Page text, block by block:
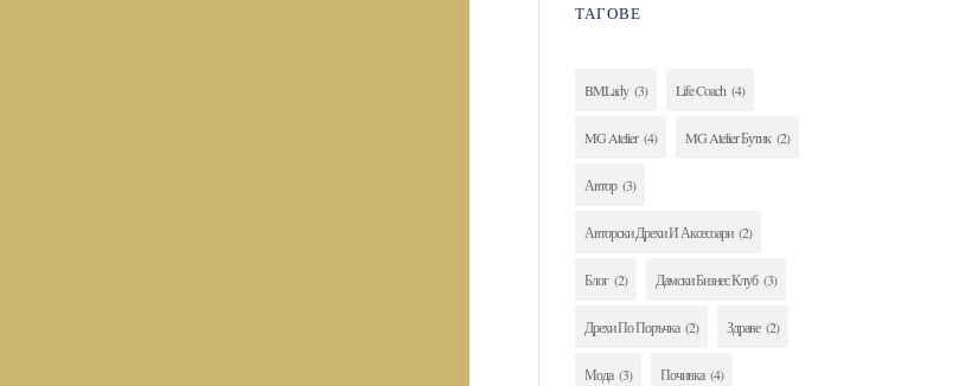
ТАГОВЕ
BMLady (3) Life Coach (4)
MG Atelier (4) MG Atelier Бутик (2)
Автор (3)
Авторски Дрехи И Аксесоари (2)
Блог (2) Дамски Бизнес Клуб (3)
Дрехи По Поръчка (2) Здраве (2)
Мода (3) Почивка (4)